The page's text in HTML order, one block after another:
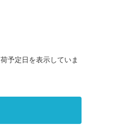
予定日を表示していま